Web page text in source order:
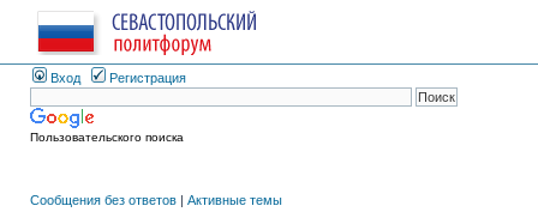
Вход Регистрация
Пользовательского поиска
Сообщения без ответов | Активные темы